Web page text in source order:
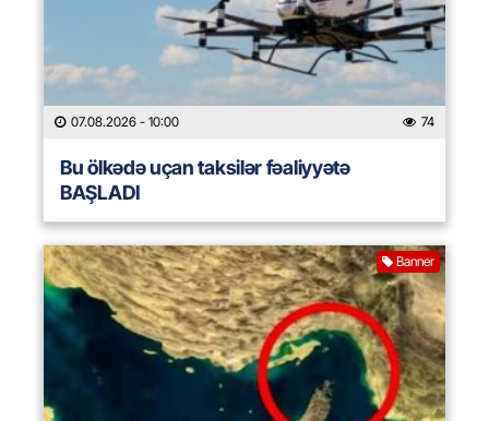
07.08.2026 - 10:00 74
Bu ölkədə uçan taksilər fəaliyyətə
BAŞLADI
Banner